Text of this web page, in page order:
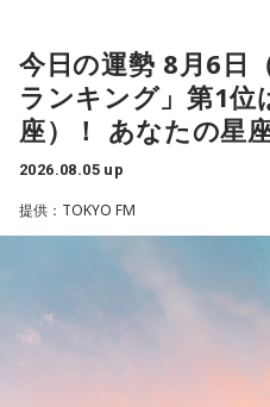
一方のゆとりくんも「メルカ
ら語り、ヴィンテージロックT
て購入していることなど、こだ
た瞬間があった」と振り返り
お迎え時間を確認するために
ハマっちゃった」と笑いなが
エルメスの時計を愛用してい
いても話題は及びます。森下
したいときに利用する身近な
は「裸になっていると嘘がつ
治や仕事の重要な話し合いが
ったと、その文化的な背景を紹
ン 自由を愛した芸術家、その
今日の運勢 8月6日
ランキング」第1位
座）！ あなたの星
2026.08.05 up
提供：TOKYO FM